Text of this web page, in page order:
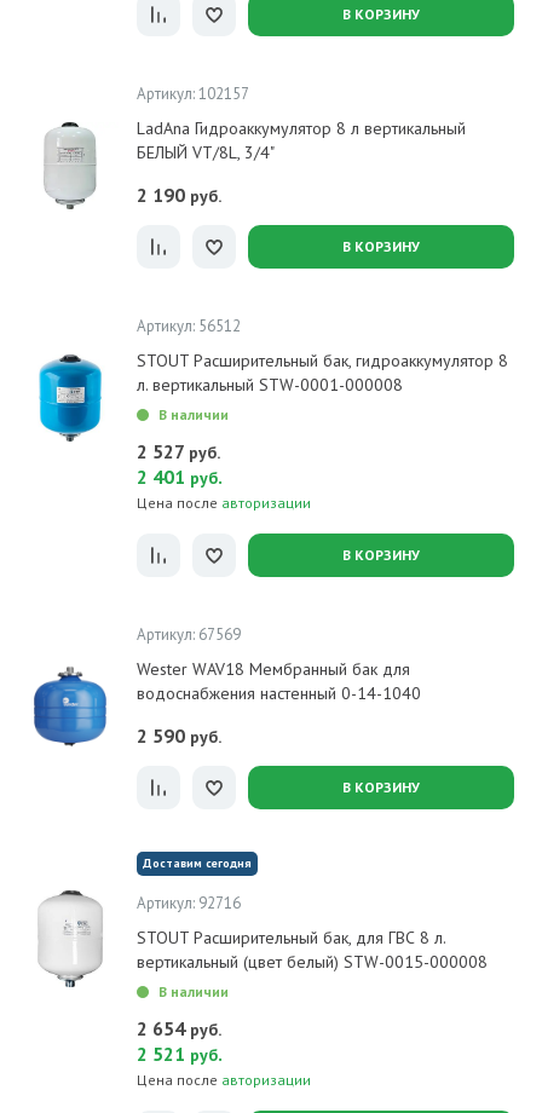
В КОРЗИНУ
Артикул: 102157
LadAna Гидроаккумулятор 8 л вертикальный
БЕЛЫЙ VT/8L, 3/4"
2 190 руб.
В КОРЗИНУ
Артикул: 56512
STOUT Расширительный бак, гидроаккумулятор 8
л. вертикальный STW-0001-000008
В наличии
2 527 руб.
2 401 руб.
Цена после авторизации
В КОРЗИНУ
Артикул: 67569
Wester WAV18 Мембранный бак для
водоснабжения настенный 0-14-1040
2 590 руб.
В КОРЗИНУ
Доставим сегодня
Артикул: 92716
STOUT Расширительный бак, для ГВС 8 л.
вертикальный (цвет белый) STW-0015-000008
В наличии
2 654 руб.
2 521 руб.
Цена после авторизации